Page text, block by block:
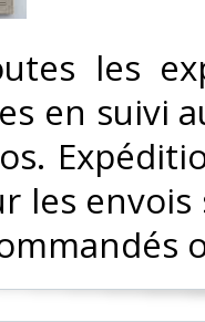
les
en suivi
les envois